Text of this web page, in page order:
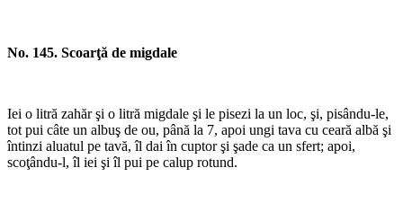
No. 145. Scoarţă de migdale
Iei o litră zahăr şi o litră migdale şi le pisezi la un loc, şi, pisându-le,
tot pui câte un albuş de ou, până la 7, apoi ungi tava cu ceară albă şi
întinzi aluatul pe tavă, îl dai în cuptor şi şade ca un sfert; apoi,
scoţându-l, îl iei şi îl pui pe calup rotund.